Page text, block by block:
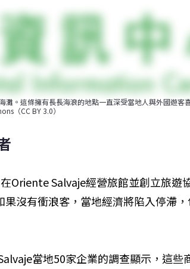
灘。這條擁有長長海浪的地點一直深受當地人與外國遊客
（CC BY 3.0）
Oriente Salvaje經營旅館並創立旅遊
沒有衝浪客，當地經濟將陷入停滯
當地50家企業的調查顯示，這些